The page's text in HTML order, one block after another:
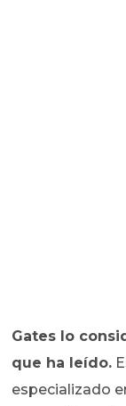
Gates lo
que ha leído.
especializado